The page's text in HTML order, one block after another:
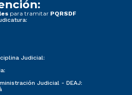
para tramitar PQRSDF
Judicial:
Judicial - DEAJ: